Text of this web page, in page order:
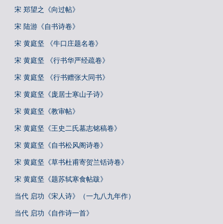
宋 郑望之《向过帖》
宋 陆游《自书诗卷》
宋 黄庭坚 《牛口庄题名卷》
宋 黄庭坚 《行书华严经疏卷》
宋 黄庭坚 《行书赠张大同书》
宋 黄庭坚《庞居士寒山子诗》
宋 黄庭坚《教审帖》
宋 黄庭坚《王史二氏墓志铭稿卷》
宋 黄庭坚《自书松风阁诗卷》
宋 黄庭坚《草书杜甫寄贺兰铦诗卷》
宋 黄庭坚《题苏轼寒食帖跋》
当代 启功《宋人诗》（一九八九年作）
当代 启功《自作诗一首》